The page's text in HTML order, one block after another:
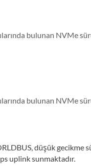
bulunan NVMe
bulunan NVMe
düşük gecikme
uplink sunmaktadır.